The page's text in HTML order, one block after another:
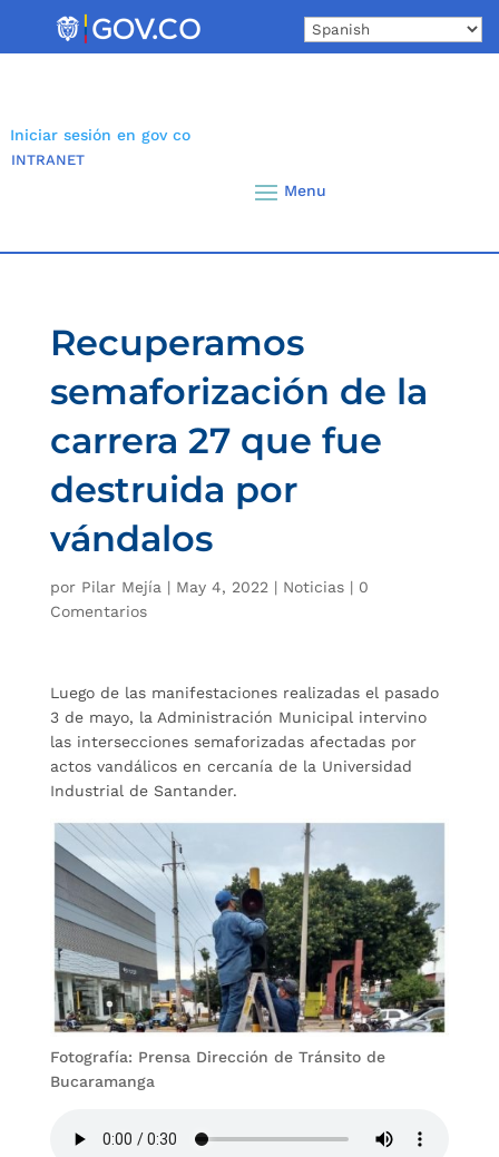
Iniciar sesión en gov co
INTRANET
Recuperamos
semaforización de la
carrera 27 que fue
destruida por
vándalos
por Pilar Mejía | May 4, 2022 | Noticias| 0
Comentarios
Luego de las manifestaciones realizadas el pasado
3 de mayo, la Administración Municipal intervino
las intersecciones semaforizadas afectadas por
actos vandálicos en cercanía de la Universidad
Industrial de Santander.
Fotografía: Prensa Dirección de Tránsito de
Bucaramanga